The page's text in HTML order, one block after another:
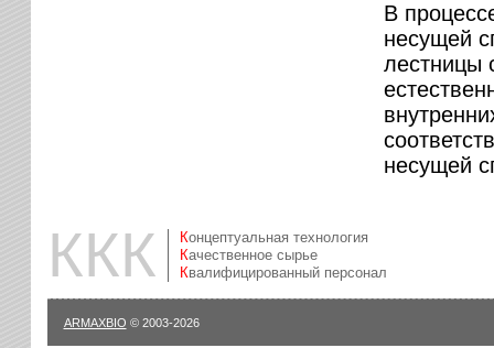
В
несущей
лестницы
несущей
ККК
Концептуальная технология
Качественное сырье
Квалифицированный персонал
ARMAXBIO © 2003-2026